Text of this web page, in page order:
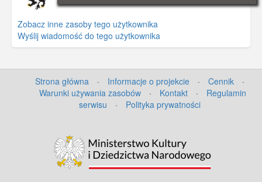
Zobacz inne zasoby tego użytkownika
Wyślij wiadomość do tego użytkownika
Strona główna · Informacje o projekcie · Cennik
·
Warunki używania zasobów
· Kontakt ·
Regulamin
serwisu
· Polityka prywatności